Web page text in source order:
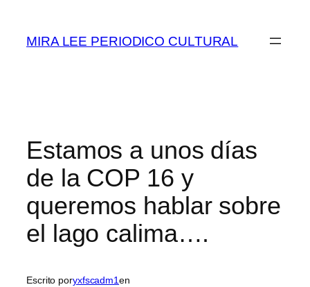
contenido
MIRA LEE PERIODICO CULTURAL
Estamos a unos días
de la COP 16 y
queremos hablar sobre
el lago calima….
Escrito poryxfscadm1en